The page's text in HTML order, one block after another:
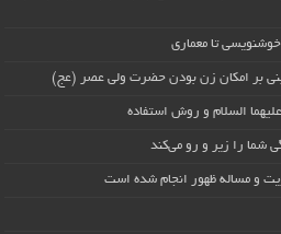
خوشنویسی تا معماری
بر امکان زن بودن حضرت ولی عصر (عج)
السلام و روش استفاده
را زیر و رو می‌کند
و مساله ظهور انجام شده است